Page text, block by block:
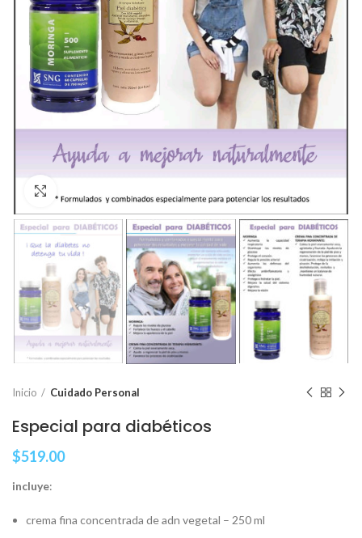
Inicio Cuidado Personal
Especial para diabéticos
$519.00
incluye:
crema fina concentrada de adn vegetal – 250 ml